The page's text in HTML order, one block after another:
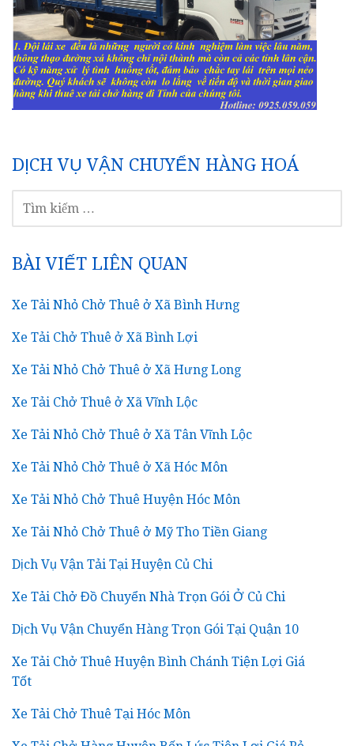
DỊCH VỤ VẬN CHUYỂN HÀNG HOÁ
KIẾM
BÀI VIẾT LIÊN QUAN
Xe Tải Nhỏ Chở Thuê ở Xã Bình Hưng
Xe Tải Chở Thuê ở Xã Bình Lợi
Xe Tải Nhỏ Chở Thuê ở Xã Hưng Long
Xe Tải Chở Thuê ở Xã Vĩnh Lộc
Xe Tải Nhỏ Chở Thuê ở Xã Tân Vĩnh Lộc
Xe Tải Nhỏ Chở Thuê ở Xã Hóc Môn
Xe Tải Nhỏ Chở Thuê Huyện Hóc Môn
Xe Tải Nhỏ Chở Thuê ở Mỹ Tho Tiền Giang
Dịch Vụ Vận Tải Tại Huyện Củ Chi
Xe Tải Chở Đồ Chuyển Nhà Trọn Gói Ở Củ Chi
Dịch Vụ Vận Chuyển Hàng Trọn Gói Tại Quận 10
Xe Tải Chở Thuê Huyện Bình Chánh Tiện Lợi Giá
Tốt
Xe Tải Chở Thuê Tại Hóc Môn